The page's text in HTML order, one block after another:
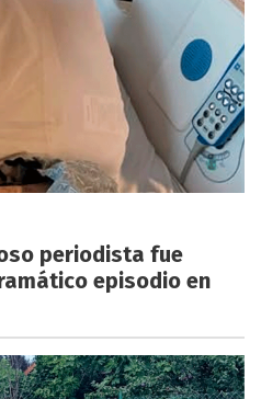
periodista fue
episodio en